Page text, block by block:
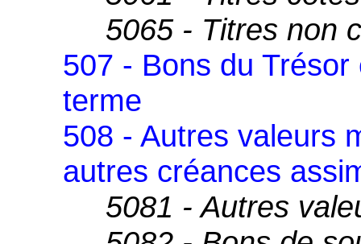
5065 - Titres non
507 - Bons du
terme
508 - Autres valeurs
autres créances
5081 - Autres